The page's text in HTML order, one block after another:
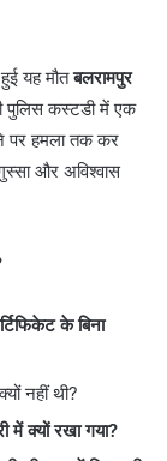
यह मौतबलरामपुर
कस्टडी में एक
पर हमला तक कर
और अविश्वास
के बिना
नहीं थी?
में क्यों रखा गया?